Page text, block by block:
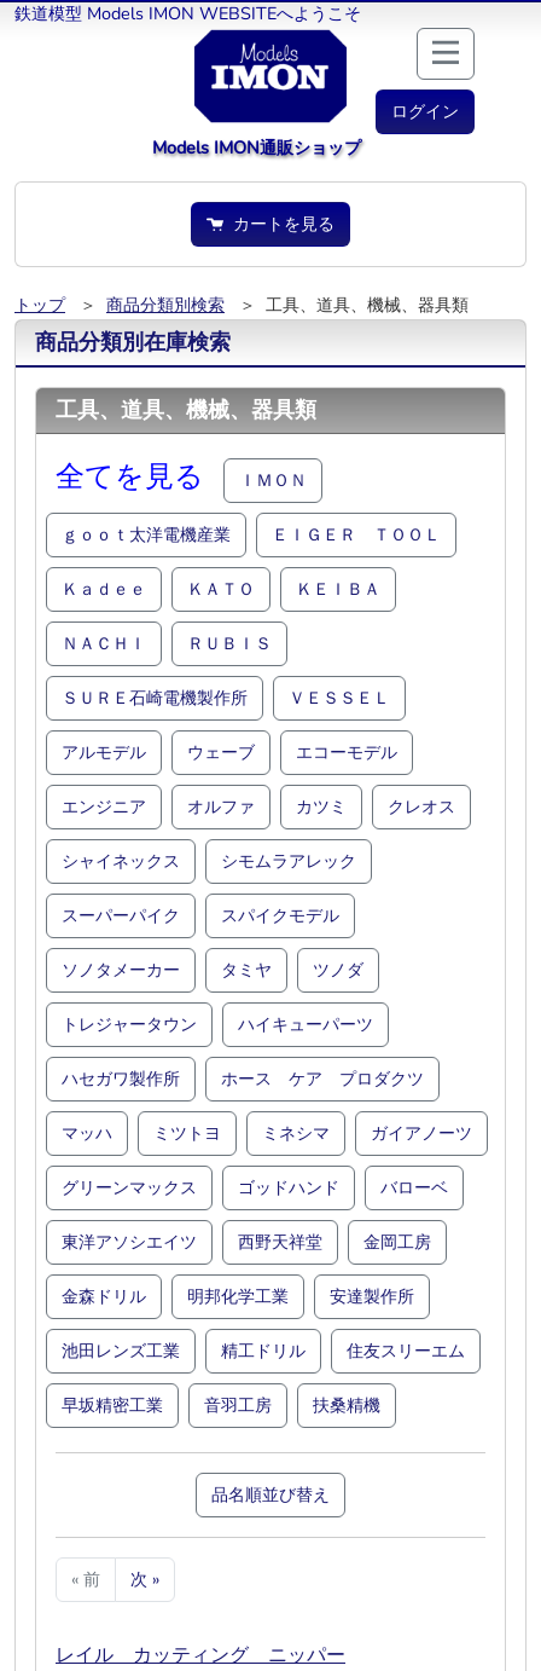
鉄道模型 Models IMON WEBSITEへようこそ
ログイン
Models IMON通販ショップ
カートを見る
トップ ＞ 商品分類別検索 ＞ 工具、道具、機械、器具類
商品分類別在庫検索
工具、道具、機械、器具類
全てを見る ＩＭＯＮ
ｇｏｏｔ太洋電機産業 ＥＩＧＥＲ ＴＯＯＬ
Ｋａｄｅｅ ＫＡＴＯ ＫＥＩＢＡ
ＮＡＣＨＩ ＲＵＢＩＳ
ＳＵＲＥ石崎電機製作所 ＶＥＳＳＥＬ
アルモデル ウェーブ エコーモデル
エンジニア オルファ カツミ クレオス
シャイネックス シモムラアレック
スーパーパイク スパイクモデル
ソノタメーカー タミヤ ツノダ
トレジャータウン ハイキューパーツ
ハセガワ製作所 ホース ケア プロダクツ
マッハ ミツトヨ ミネシマ ガイアノーツ
グリーンマックス ゴッドハンド バローベ
東洋アソシエイツ 西野天祥堂 金岡工房
金森ドリル 明邦化学工業 安達製作所
池田レンズ工業 精工ドリル 住友スリーエム
早坂精密工業 音羽工房 扶桑精機
品名順並び替え
« 前 次 »
レイル カッティング ニッパー